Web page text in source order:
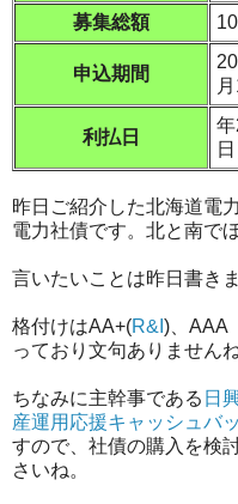
募集総額
申込期間
利払日
日
昨日ご紹介した北海道電
電力社債です。北と南で
言いたいことは昨日書き
格付けはAA+(R&I )、AAA
っており文句ありませんね
ちなみに主幹事である 日
産運用応援キャッシュバ
すので、社債の購入を検
さいね。